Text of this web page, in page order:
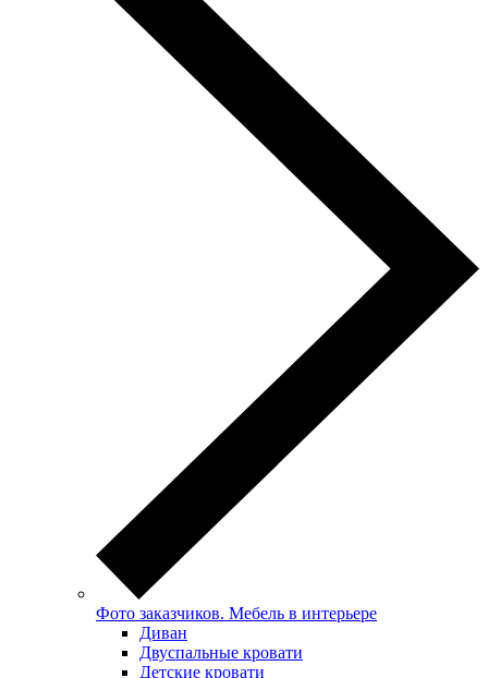
Фото заказчиков. Мебель в интерьере
Диван
Двуспальные кровати
Детские кровати